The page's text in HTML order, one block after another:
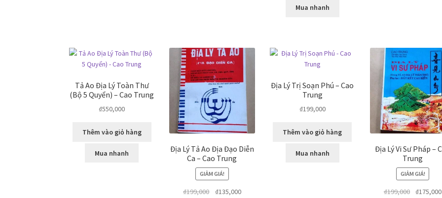
Mua nhanh
Tả Ao Địa Lý Toàn Thư
(Bộ 5 Quyển) – Cao Trung
₫550,000
Thêm vào giỏ hàng
Mua nhanh
Địa Lý Tả Ao Địa Đạo Diễn
Ca – Cao Trung
GIẢM GIÁ!
₫199,000
Giá
₫135,000Giá
Địa Lý Trị Soạn Phú – Cao
Trung
₫199,000
Thêm vào giỏ hàng
Mua nhanh
Địa Lý Vi Sư Pháp –
Trung
GIẢM GIÁ!
₫199,000
Giá
₫175,000